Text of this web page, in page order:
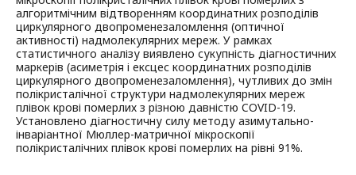
алгоритмічним відтворенням координатних розподілів
циркулярного двопроменезаломлення (оптичної
активності) надмолекулярних мереж. У рамках
статистичного аналізу виявлено сукупність діагностичних
маркерів (асиметрія і ексцес координатних розподілів
циркулярного двопроменезаломлення), чутливих до змін
полікристалічної структури надмолекулярних мереж
плівок крові померлих з різною давністю COVID-19.
Установлено діагностичну силу методу азимутально-
інваріантної Мюллер-матричної мікроскопії
полікристалічних плівок крові померлих на рівні 91%.